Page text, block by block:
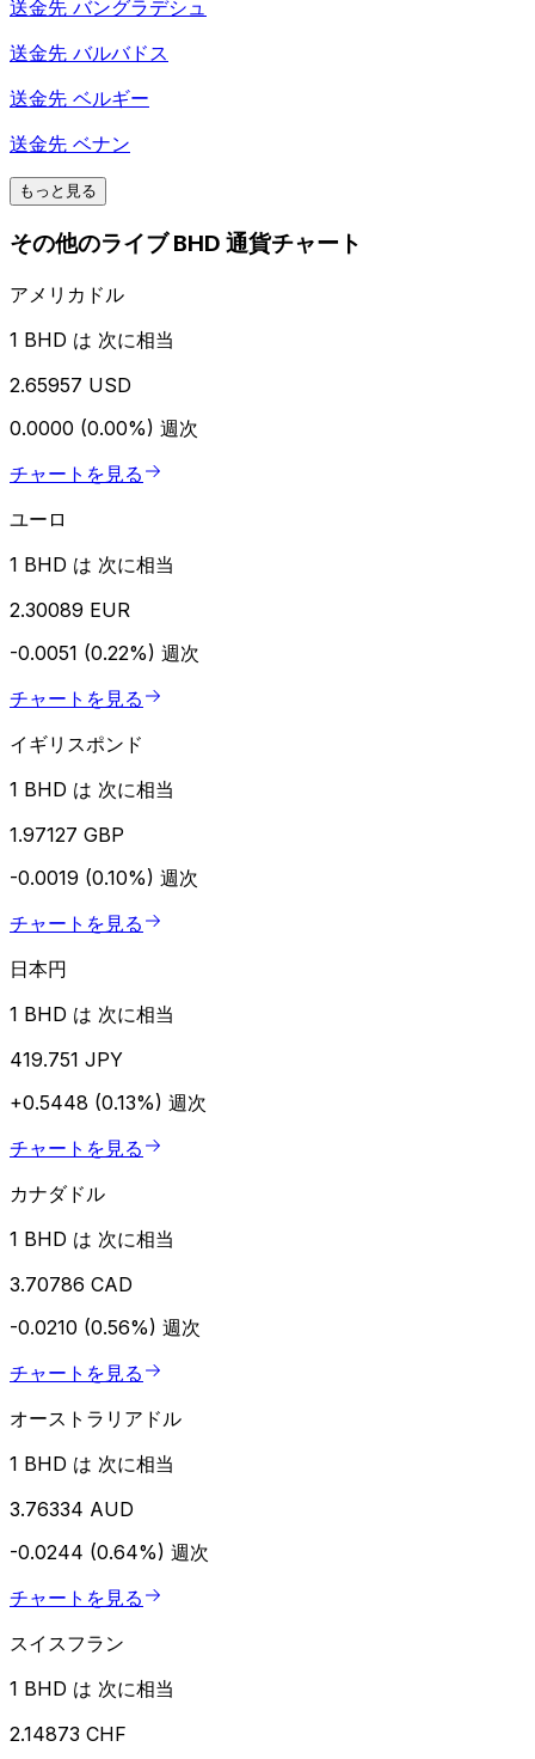
送金先 バングラデシュ
送金先 バルバドス
送金先 ベルギー
送金先 ベナン
もっと見る
その他のライブ BHD 通貨チャート
アメリカドル
1 BHD は 次に相当
2.65957 USD
0.0000 (0.00%) 週次
チャートを見る
ユーロ
1 BHD は 次に相当
2.30089 EUR
-0.0051 (0.22%) 週次
チャートを見る
イギリスポンド
1 BHD は 次に相当
1.97127 GBP
-0.0019 (0.10%) 週次
チャートを見る
日本円
1 BHD は 次に相当
419.751 JPY
+0.5448 (0.13%) 週次
チャートを見る
カナダドル
1 BHD は 次に相当
3.70786 CAD
-0.0210 (0.56%) 週次
チャートを見る
オーストラリアドル
1 BHD は 次に相当
3.76334 AUD
-0.0244 (0.64%) 週次
チャートを見る
スイスフラン
1 BHD は 次に相当
2.14873 CHF